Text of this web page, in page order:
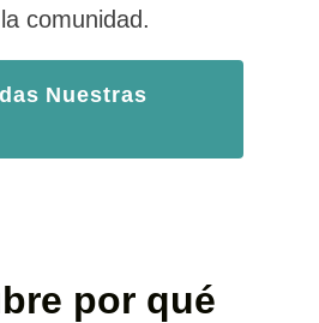
comunidad.
Nuestras
por qué